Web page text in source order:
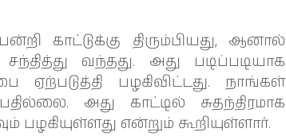
காட்டுக்கு திரும்பியது, ஆனால்
வந்தது. அது படிப்படியாக
பழகிவிட்டது. நாங்கள்
அது காட்டில் சுதந்திரமாக
பழகியுள்ளது என்றும் கூறியுள்ளார்.